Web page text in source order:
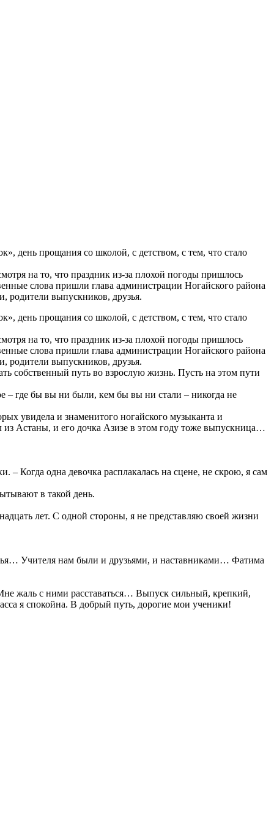
день прощания со школой, с детством, с тем, что стало
на то, что праздник из-за плохой погоды пришлось
слова пришли глава администрации Ногайского района
родители выпускников, друзья.
день прощания со школой, с детством, с тем, что стало
на то, что праздник из-за плохой погоды пришлось
слова пришли глава администрации Ногайского района
родители выпускников, друзья.
собственный путь во взрослую жизнь. Пусть на этом пути
– где бы вы ни были, кем бы вы ни стали – никогда не
увидела и знаменитого ногайского музыканта и
из Астаны, и его дочка Азизе в этом году тоже выпускница…
Когда одна девочка расплакалась на сцене, не скрою, я сам
в такой день.
лет. С одной стороны, я не представляю своей жизни
Учителя нам были и друзьями, и наставниками… Фатима
жаль с ними расставаться… Выпуск сильный, крепкий,
я спокойна. В добрый путь, дорогие мои ученики!